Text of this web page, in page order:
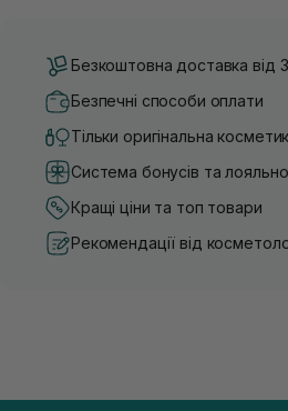
Безкоштовна доставка від
Безпечні способи оплати
Тільки оригінальна
Система бонусів та
Кращі ціни та топ товари
Рекомендації від